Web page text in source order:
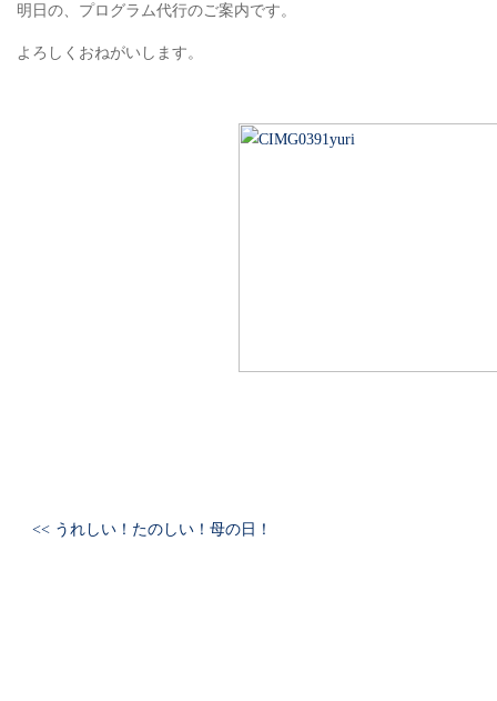
明日の、プログラム代行のご案内です。
よろしくおねがいします。
<< うれしい！たのしい！母の日！